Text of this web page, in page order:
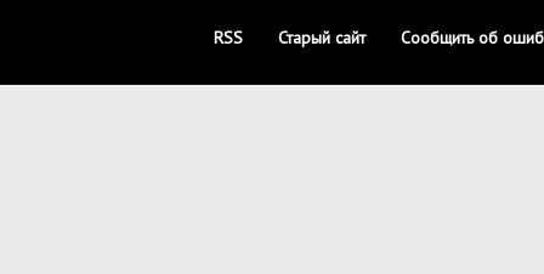
RSS Старый сайт Сообщить об